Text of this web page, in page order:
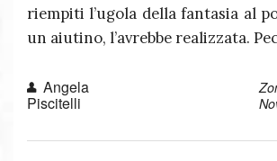
riempiti l’ugola della fantasia al
un aiutino, l’avrebbe realizzata.
Angela
Piscitelli